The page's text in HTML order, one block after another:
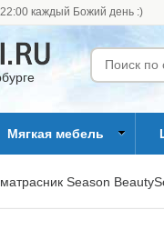
каждый Божий день :)
Мягкая мебель
Season